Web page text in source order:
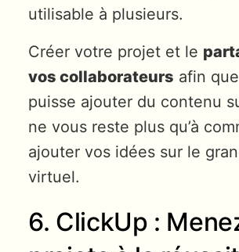
utilisable à plusieurs.
Créer votre projet et le
vos collaborateurs afin
puisse ajouter du contenu
ne vous reste plus qu’à
ajouter vos idées sur le
virtuel.
6. ClickUp :